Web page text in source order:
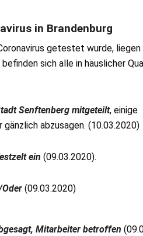
in Brandenburg
getestet wurde, liegen
befinden sich alle in häuslicher
Senftenberg mitgeteilt, einige
abzusagen. (10.03.2020)
ein (09.03.2020).
(09.03.2020)
Mitarbeiter betroffen